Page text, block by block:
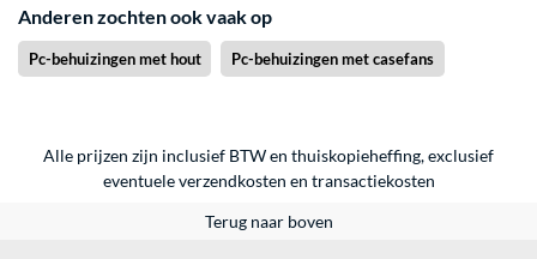
Anderen zochten ook vaak op
Pc-behuizingen met hout Pc-behuizingen met casefans
Alle prijzen zijn inclusief BTW en thuiskopieheffing, exclusief
eventueleverzendkosten en transactiekosten
Terug naar boven